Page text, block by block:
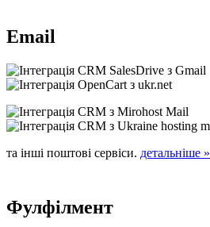
Email
та інші поштові сервіси. детальніше »
Фулфілмент